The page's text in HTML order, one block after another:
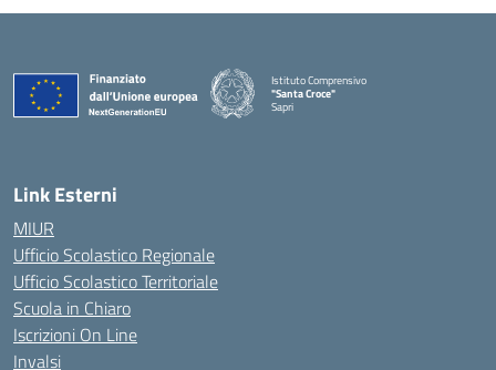
Istituto Comprensivo
"Santa Croce"
Sapri
— Visita la pagina iniziale della scuola
Link Esterni
MIUR
Ufficio Scolastico Regionale
Ufficio Scolastico Territoriale
Scuola in Chiaro
Iscrizioni On Line
Invalsi